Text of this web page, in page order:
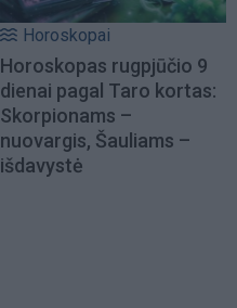
Horoskopai
Horoskopas rugpjūčio 9
dienai pagal Taro kortas:
Skorpionams –
nuovargis, Šauliams –
išdavystė